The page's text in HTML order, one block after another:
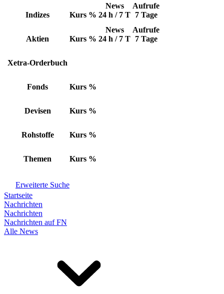
Indizes Kurs %
News
24 h / 7 T
Aufrufe
7 Tage
Aktien Kurs %
News
24 h / 7 T
Aufrufe
7 Tage
Xetra-Orderbuch
Fonds Kurs %
Devisen Kurs %
Rohstoffe Kurs %
Themen Kurs %
Erweiterte Suche
Startseite
Nachrichten
Nachrichten
Nachrichten auf FN
Alle News